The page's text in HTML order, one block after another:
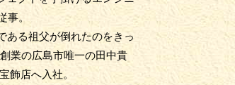
事。
ある祖父が倒れたのをきっ
業の広島市唯一の田中貴
飾店へ入社。